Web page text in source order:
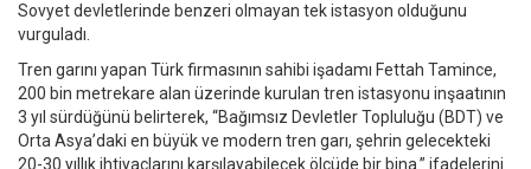
Sovyet devletlerinde benzeri olmayan tek istasyon olduğunu
vurguladı.
Tren garını yapan Türk firmasının sahibi işadamı Fettah Tamince,
200 bin metrekare alan üzerinde kurulan tren istasyonu inşaatının
3 yıl sürdüğünü belirterek, “Bağımsız Devletler Topluluğu (BDT) ve
Orta Asya’daki en büyük ve modern tren garı, şehrin gelecekteki
20-30 yıllık ihtiyaçlarını karşılayabilecek ölçüde bir bina.” ifadelerini